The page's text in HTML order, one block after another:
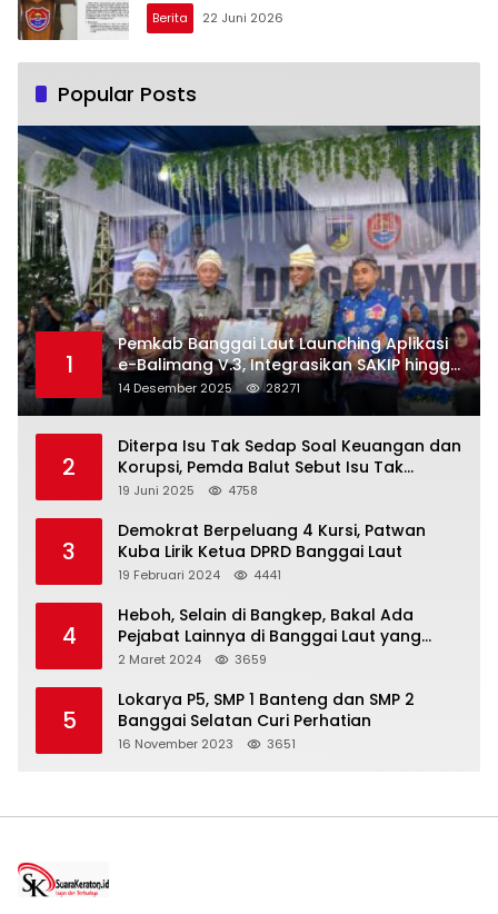
Berita 22 Juni 2026
Popular Posts
1
Pemkab Banggai Laut Launching Aplikasi
e-Balimang V.3, Integrasikan SAKIP hingga
Satu Data Layanan Publik
14 Desember 2025 28271
2
Diterpa Isu Tak Sedap Soal Keuangan dan
Korupsi, Pemda Balut Sebut Isu Tak
Berdasar
19 Juni 2025 4758
3
Demokrat Berpeluang 4 Kursi, Patwan
Kuba Lirik Ketua DPRD Banggai Laut
19 Februari 2024 4441
4
Heboh, Selain di Bangkep, Bakal Ada
Pejabat Lainnya di Banggai Laut yang
Bakal di Ciduk, Bagini Kata Kapolres!
2 Maret 2024 3659
5
Lokarya P5, SMP 1 Banteng dan SMP 2
Banggai Selatan Curi Perhatian
16 November 2023 3651